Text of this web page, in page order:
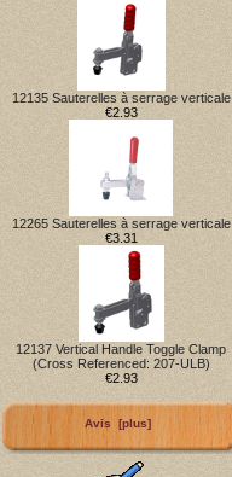
12135 Sauterelles à serrage verticale
€2.93
12265 Sauterelles à serrage verticale
€3.31
12137 Vertical Handle Toggle Clamp
(Cross Referenced: 207-ULB)
€2.93
Avis [plus]